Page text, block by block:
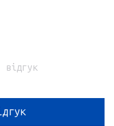
відгук